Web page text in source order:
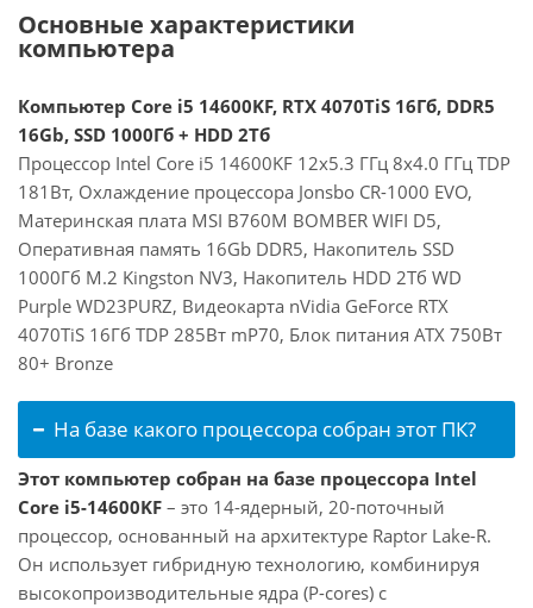
Основные характеристики
компьютера
Компьютер Core i5 14600KF, RTX 4070TiS 16Гб, DDR5
16Gb, SSD 1000Гб + HDD 2Тб
Процессор Intel Core i5 14600KF 12x5.3 ГГц 8x4.0 ГГц TDP
181Вт, Охлаждение процессора Jonsbo CR-1000 EVO,
Материнская плата MSI B760M BOMBER WIFI D5,
Оперативная память 16Gb DDR5, Накопитель SSD
1000Гб M.2 Kingston NV3, Накопитель HDD 2Тб WD
Purple WD23PURZ, Видеокарта nVidia GeForce RTX
4070TiS 16Гб TDP 285Вт mP70, Блок питания ATX 750Вт
80+ Bronze
На базе какого процессора собран этот ПК?
Этот компьютер собран на базе процессора Intel
Core i5-14600KF – это 14-ядерный, 20-поточный
процессор, основанный на архитектуре Raptor Lake-R.
Он использует гибридную технологию, комбинируя
высокопроизводительные ядра (P-cores) с